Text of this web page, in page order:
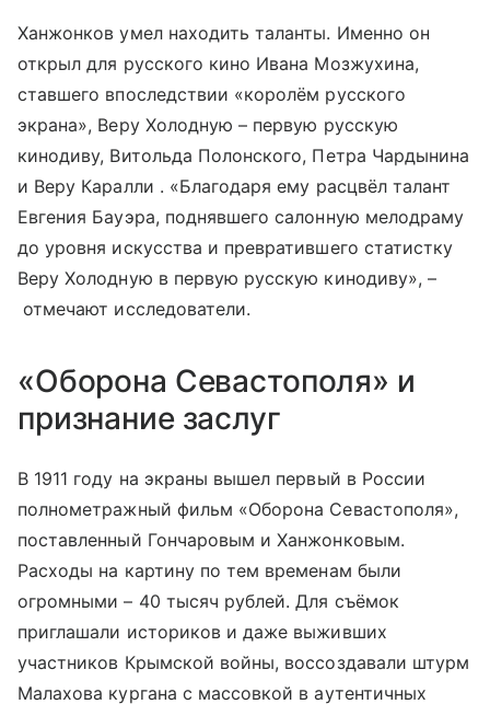
Ханжонков умел находить таланты. Именно он
открыл для русского кино Ивана Мозжухина,
ставшего впоследствии «королём русского
экрана», Веру Холодную – первую русскую
кинодиву, Витольда Полонского, Петра Чардынина
и Веру Каралли . «Благодаря ему расцвёл талант
Евгения Бауэра, поднявшего салонную мелодраму
до уровня искусства и превратившего статистку
Веру Холодную в первую русскую кинодиву», –
отмечают исследователи.
«Оборона Севастополя» и
признание заслуг
В 1911 году на экраны вышел первый в России
полнометражный фильм «Оборона Севастополя»,
поставленный Гончаровым и Ханжонковым.
Расходы на картину по тем временам были
огромными – 40 тысяч рублей. Для съёмок
приглашали историков и даже выживших
участников Крымской войны, воссоздавали штурм
Малахова кургана с массовкой в аутентичных